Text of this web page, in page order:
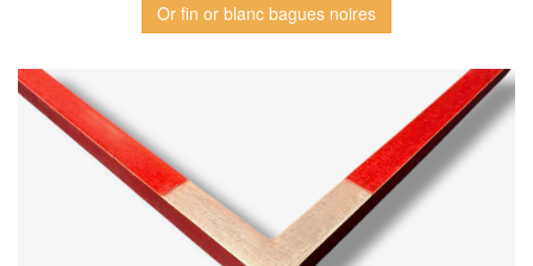
Or fin or blanc bagues noires